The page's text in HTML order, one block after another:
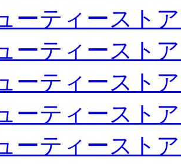
ーティースト
ーティースト
ーティースト
ーティースト
ーティースト